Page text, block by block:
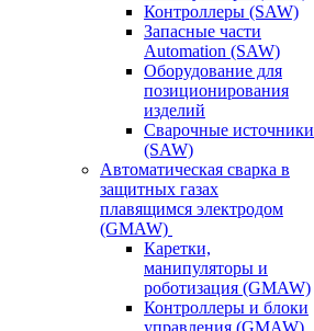
Контроллеры (SAW)
Запасные части
Automation (SAW)
Оборудование для
позиционирования
изделий
Сварочные источники
(SAW)
Автоматическая сварка в
защитных газах
плавящимся электродом
(GMAW)
Каретки,
манипуляторы и
роботизация (GMAW)
Контроллеры и блоки
управления (GMAW)